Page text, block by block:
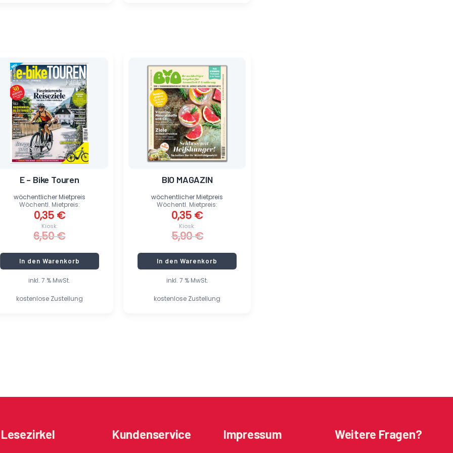
inkl. 7 % MwSt.
kostenlose Zustellung
E – Bike Touren
Kiosk:
6,50€
Preis
war:
6,50 €
Wöchentl. Mietpreis:
0,35 €
Preis
0,35 €.
wöchentlicher Mietpreis
In den Warenkorb
inkl. 7 % MwSt.
kostenlose Zustellung
BIO MAGAZIN
Kiosk:
5,90€
Preis
war:
5,90 €
Wöchentl. Mietpreis:
0,35 €
Preis
0,35 €.
wöchentlicher Mietpreis
In den Warenkorb
Lesezirkel Kundenservice Impressum Weitere Fragen?